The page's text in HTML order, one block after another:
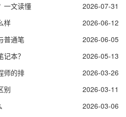
一文读懂
2026-07-31
样
2026-06-12
普通笔
2026-06-05
本？
2026-05-13
师的排
2026-03-26
别
2026-03-11
2026-03-06